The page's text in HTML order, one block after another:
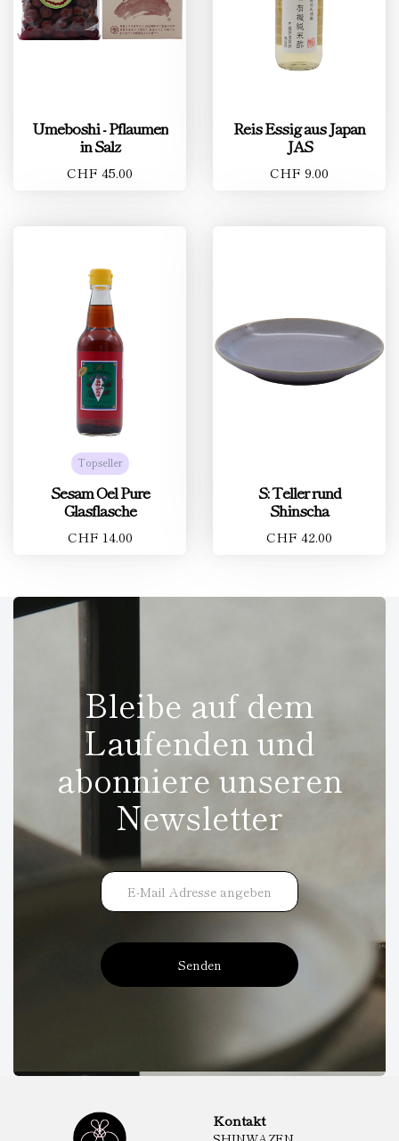
Umeboshi - Pflaumen
in Salz
CHF 45.00
Reis Essig aus Japan
JAS
CHF 9.00
Topseller
Sesam Oel Pure
Glasflasche
CHF 14.00
S: Teller rund
Shinscha
CHF 42.00
Bleibe auf dem
Laufenden und
abonniere unseren
Newsletter
Senden
Kontakt